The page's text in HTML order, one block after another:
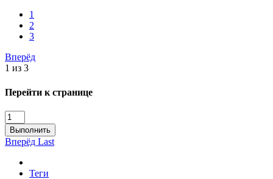
1
2
3
Вперёд
1 из 3
Перейти к странице
Выполнить
Вперёд Last
Теги